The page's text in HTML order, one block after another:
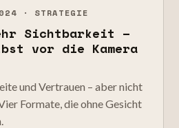
· STRATEGIE
Sichtbarkeit –
vor die Kamera
und Vertrauen – aber nicht
Formate, die ohne Gesicht